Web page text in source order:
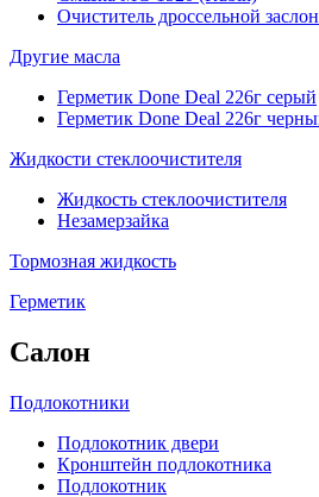
Очиститель дроссельной
Другие масла
Герметик Done Deal 226г серый
Герметик Done Deal 226г
Жидкости стеклоочистителя
Жидкость стеклоочистителя
Незамерзайка
Тормозная жидкость
Герметик
Салон
Подлокотники
Подлокотник двери
Кронштейн подлокотника
Подлокотник